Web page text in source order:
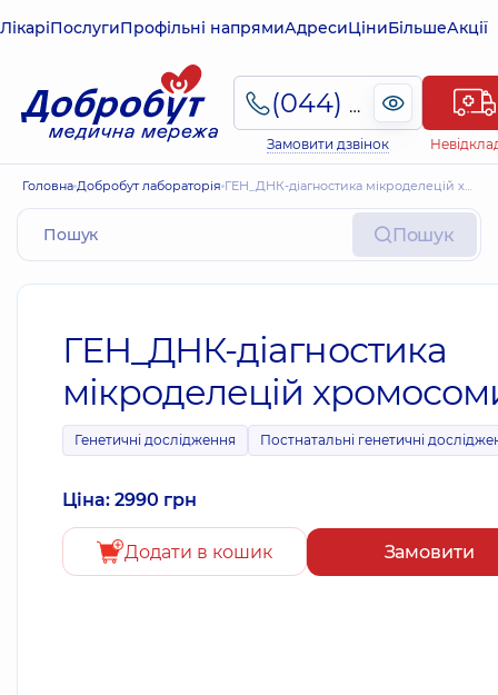
ЛікаріПослугиПрофільні напрямиАдресиЦіниБільшеАкції
(044) 495-2-888
Замовити дзвінок
Головна Добробут лабораторія ГЕН_ДНК-діагностика мікроделецій хромосоми Y
Пошук
ГЕН_ДНК-діагностика
мікроделецій
Генетичні дослідження Постнатальні генетичні
Ціна: 2990 грн
Додати в кошик Замовити